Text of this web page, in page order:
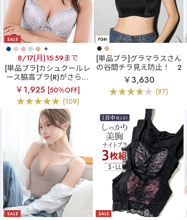
+
8/17(月)15:59まで
[単品ブラ]カシュクールレ
ース脇高ブラ(R)がさらに
進化！柔らかなつけ心地
の美谷間ブラ
リフト カ
シュクールレース脇高ブ
ラ(R) 単品ブラジャー
￥1,925 [50％OFF]
(109)
[単品ブラ]グラマラスさん
の谷間チラ見え防止！
2
WAY 谷間カバー 脇高 単
品ブラジャー (FGHカッ
プ)
￥3,630
(97)